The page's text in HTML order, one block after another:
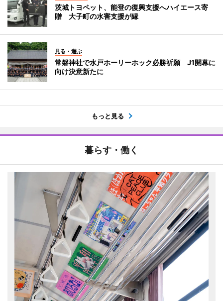
茨城トヨペット、能登の復興支援へハイエース寄
贈 大子町の水害支援が縁
見る・遊ぶ
常磐神社で水戸ホーリーホック必勝祈願 J1開幕に
向け決意新たに
もっと見る
暮らす・働く